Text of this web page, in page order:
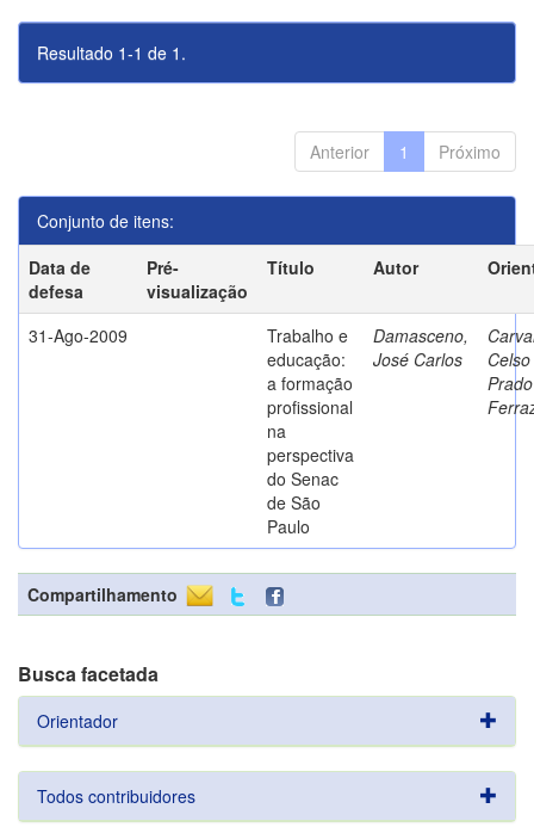
Resultado 1-1 de 1.
Anterior 1 Próximo
Conjunto de itens:
Data de
defesa
Pré-
visualização
Título Autor
31-Ago-2009
Trabalho e
educação:
a formação
profissional
na
perspectiva
do Senac
de São
Paulo
Damasceno,
José Carlos
Prado
Compartilhamento
Busca facetada
Orientador
Todos contribuidores